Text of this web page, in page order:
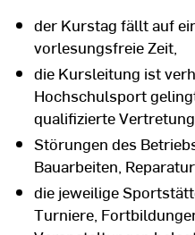
der Kurstag fällt auf
vorlesungsfreie Zeit,
die Kursleitung ist
Hochschulsport
qualifizierte Vertretung
Störungen des
Bauarbeiten,
die jeweilige
Turniere,